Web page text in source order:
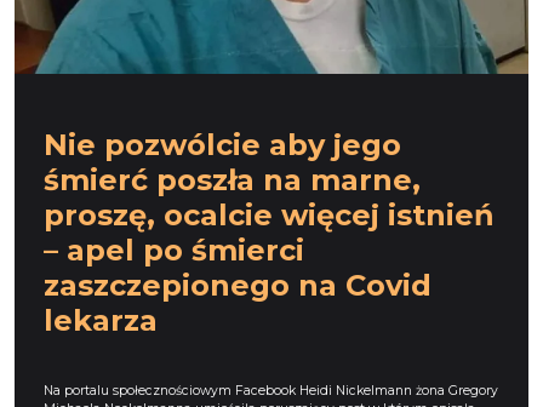
Nie pozwólcie aby jego
śmierć poszła na marne,
proszę, ocalcie więcej istnień
– apel po śmierci
zaszczepionego na Covid
lekarza
Na portalu społecznościowym Facebook Heidi Nickelmann żona Gregory